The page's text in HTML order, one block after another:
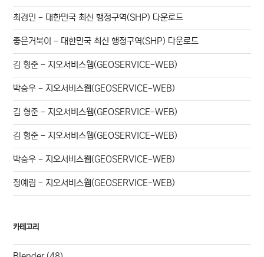
최경민 - 대한민국 최신 행정구역(SHP) 다운로드
좋은거북이 - 대한민국 최신 행정구역(SHP) 다운로드
김 형준 -지오서비스웹(GEOSERVICE-WEB)
박승우 -지오서비스웹(GEOSERVICE-WEB)
김 형준 -지오서비스웹(GEOSERVICE-WEB)
김 형준 -지오서비스웹(GEOSERVICE-WEB)
박승우 -지오서비스웹(GEOSERVICE-WEB)
정예림 -지오서비스웹(GEOSERVICE-WEB)
카테고리